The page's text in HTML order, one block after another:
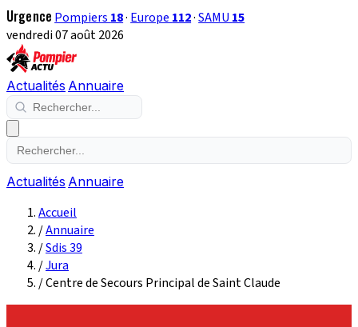
Urgence Pompiers 18· Europe 112·SAMU 15
vendredi 07 août 2026
Actualités Annuaire
Actualités Annuaire
Accueil
/Annuaire
/Sdis 39
/Jura
/Centre de Secours Principal de Saint Claude